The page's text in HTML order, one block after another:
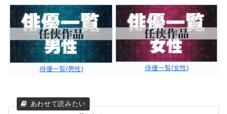
俳優一覧(男性) 俳優一覧(女性)